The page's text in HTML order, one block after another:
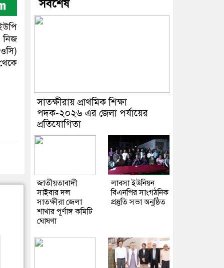
নিজ
সর্বশেষ
সাতক্ষীরায় প্রাথমিক শিক্ষা
পদক-২০২৬ এর জেলা পর্যায়ের
প্রতিযোগিতা
জাতীয়তাবাদী
সাইবার দল
সাতক্ষীরা জেলা
শাখার পূর্ণাঙ্গ কমিটি
ঘোষণা
লাবসা ইউনিয়ন
বিএনপির সাংগঠনিক
প্রস্তুতি সভা অনুষ্ঠিত